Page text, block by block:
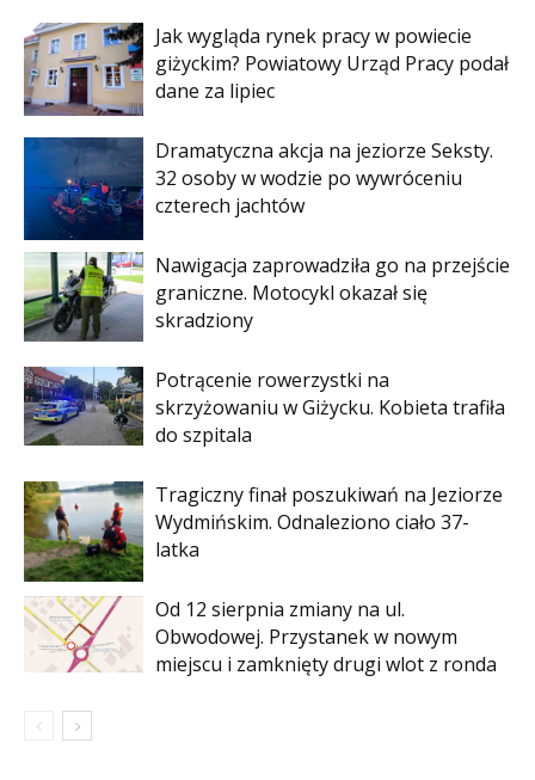
Jak wygląda rynek pracy w powiecie
giżyckim? Powiatowy Urząd Pracy podał
dane za lipiec
Dramatyczna akcja na jeziorze Seksty.
32 osoby w wodzie po wywróceniu
czterech jachtów
Nawigacja zaprowadziła go na przejście
graniczne. Motocykl okazał się
skradziony
Potrącenie rowerzystki na
skrzyżowaniu w Giżycku. Kobieta trafiła
do szpitala
Tragiczny finał poszukiwań na Jeziorze
Wydmińskim. Odnaleziono ciało 37-
latka
Od 12 sierpnia zmiany na ul.
Obwodowej. Przystanek w nowym
miejscu i zamknięty drugi wlot z ronda